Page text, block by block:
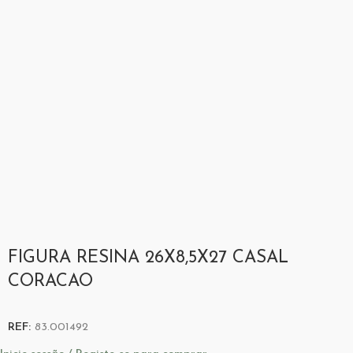
FIGURA RESINA 26X8,5X27 CASAL
CORACAO
REF: 83.001492